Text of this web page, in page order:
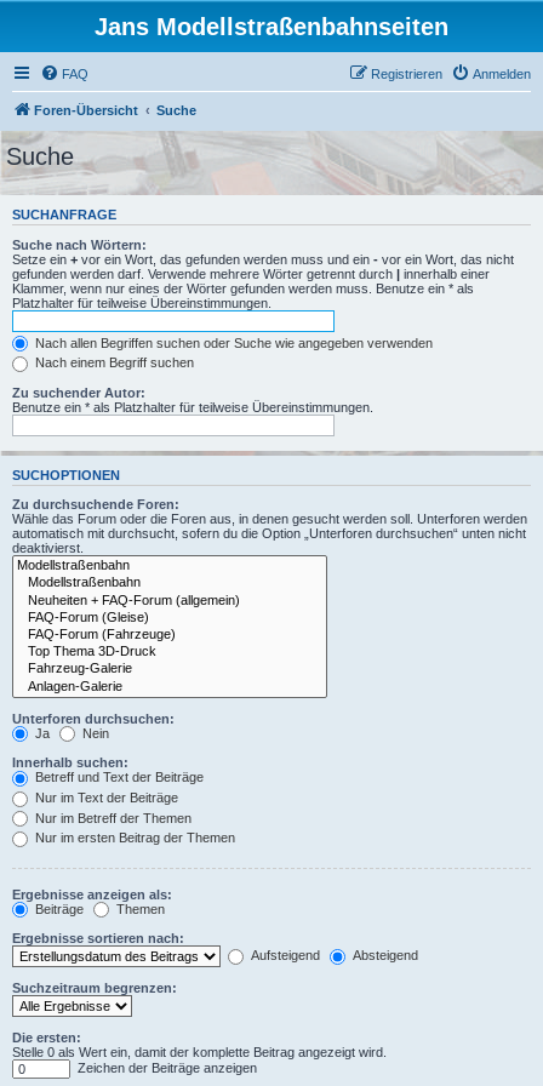
Jans Modellstraßenbahnseiten
FAQ Anmelden
Registrieren
Foren-Übersicht Suche
Suche
SUCHANFRAGE
Suche nach Wörtern:
Setze ein + vor ein Wort, das gefunden werden muss und ein - vor ein Wort, das nicht
gefunden werden darf. Verwende mehrere Wörter getrennt durch | innerhalb einer
Klammer, wenn nur eines der Wörter gefunden werden muss. Benutze ein * als
Platzhalter für teilweise Übereinstimmungen.
Nach allen Begriffen suchen oder Suche wie angegeben verwenden
Nach einem Begriff suchen
Zu suchender Autor:
Benutze ein * als Platzhalter für teilweise Übereinstimmungen.
SUCHOPTIONEN
Zu durchsuchende Foren:
Wähle das Forum oder die Foren aus, in denen gesucht werden soll. Unterforen werden
automatisch mit durchsucht, sofern du die Option „Unterforen durchsuchen“ unten nicht
deaktivierst.
Unterforen durchsuchen:
Ja
Nein
Innerhalb suchen:
Betreff und Text der Beiträge
Nur im Text der Beiträge
Nur im Betreff der Themen
Nur im ersten Beitrag der Themen
Ergebnisse anzeigen als:
Beiträge
Themen
Ergebnisse sortieren nach:
Aufsteigend
Absteigend
Suchzeitraum begrenzen:
Die ersten:
Stelle 0 als Wert ein, damit der komplette Beitrag angezeigt wird.
Zeichen der Beiträge anzeigen